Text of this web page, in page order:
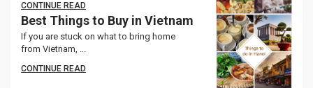
CONTINUE READ
Best Things to Buy in Vietnam
If you are stuck on what to bring home
from Vietnam, ...
CONTINUE READ